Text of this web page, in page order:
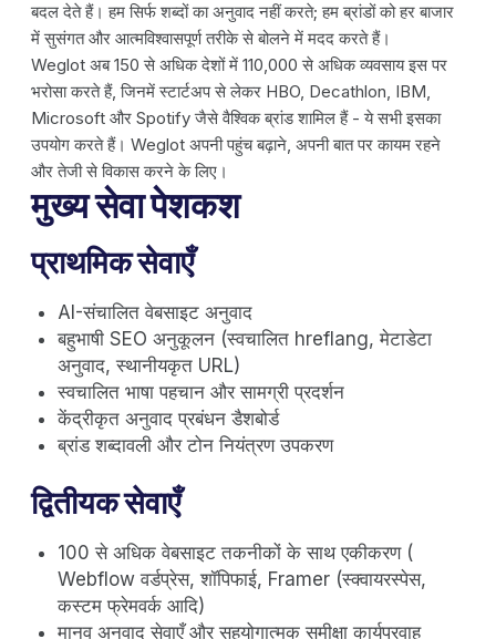
बदल देते हैं। हम सिर्फ शब्दों का अनुवाद नहीं करते; हम ब्रांडों को हर बाजार
में सुसंगत और आत्मविश्वासपूर्ण तरीके से बोलने में मदद करते हैं।
Weglot अब 150 से अधिक देशों में 110,000 से अधिक व्यवसाय इस पर
भरोसा करते हैं, जिनमें स्टार्टअप से लेकर HBO, Decathlon, IBM,
Microsoft और Spotify जैसे वैश्विक ब्रांड शामिल हैं - ये सभी इसका
उपयोग करते हैं। Weglot अपनी पहुंच बढ़ाने, अपनी बात पर कायम रहने
और तेजी से विकास करने के लिए।
मुख्य सेवा पेशकश
प्राथमिक सेवाएँ
AI-संचालित वेबसाइट अनुवाद
बहुभाषी SEO अनुकूलन (स्वचालित hreflang, मेटाडेटा
अनुवाद, स्थानीयकृत URL)
स्वचालित भाषा पहचान और सामग्री प्रदर्शन
केंद्रीकृत अनुवाद प्रबंधन डैशबोर्ड
ब्रांड शब्दावली और टोन नियंत्रण उपकरण
द्वितीयक सेवाएँ
100 से अधिक वेबसाइट तकनीकों के साथ एकीकरण (
Webflow वर्डप्रेस, शॉपिफाई, Framer (स्क्वायरस्पेस,
कस्टम फ्रेमवर्क आदि)
मानव अनुवाद सेवाएँ और सहयोगात्मक समीक्षा कार्यप्रवाह